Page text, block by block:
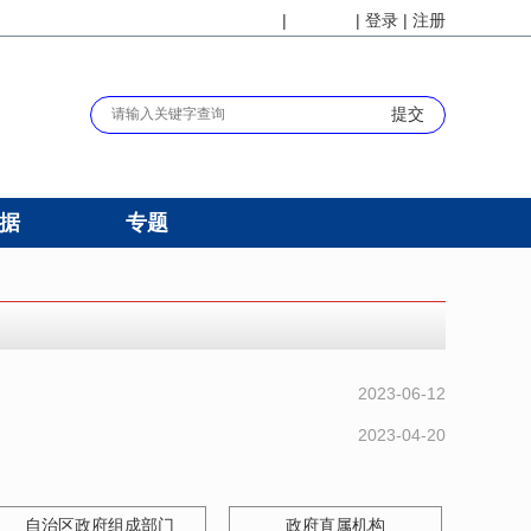
| | 登录 | 注册
专题
2023-06-12
2023-04-20
自治区政府组成部门 政府直属机构